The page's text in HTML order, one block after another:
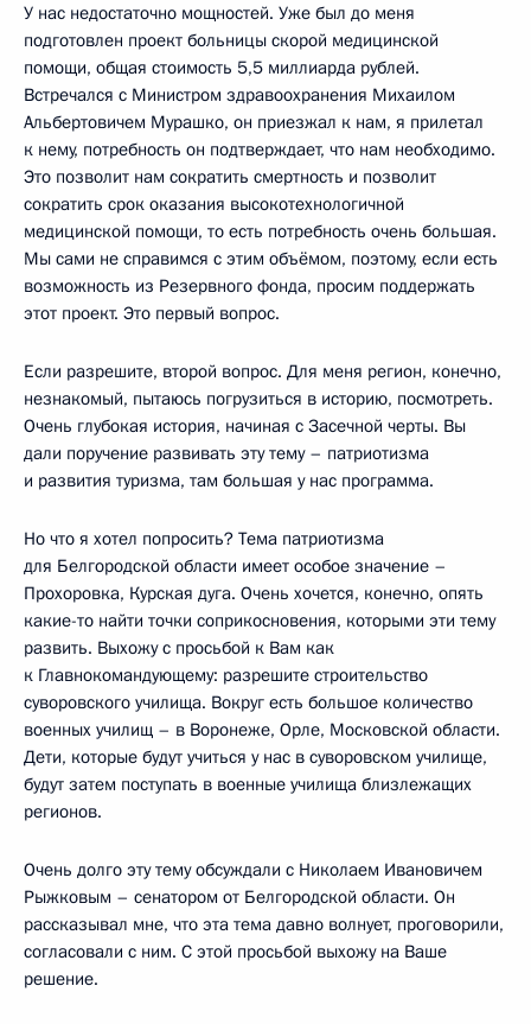
У нас недостаточно мощностей. Уже был до меня
подготовлен проект больницы скорой медицинской
помощи, общая стоимость 5,5 миллиарда рублей.
Встречался с Министром здравоохранения Михаилом
Альбертовичем Мурашко, он приезжал к нам, я прилетал
к нему, потребность он подтверждает, что нам необходимо.
Это позволит нам сократить смертность и позволит
сократить срок оказания высокотехнологичной
медицинской помощи, то есть потребность очень большая.
Мы сами не справимся с этим объёмом, поэтому, если есть
возможность из Резервного фонда, просим поддержать
этот проект. Это первый вопрос.
Если разрешите, второй вопрос. Для меня регион, конечно,
незнакомый, пытаюсь погрузиться в историю, посмотреть.
Очень глубокая история, начиная с Засечной черты. Вы
дали поручение развивать эту тему – патриотизма
и развития туризма, там большая у нас программа.
Но что я хотел попросить? Тема патриотизма
для Белгородской области имеет особое значение –
Прохоровка, Курская дуга. Очень хочется, конечно, опять
какие-то найти точки соприкосновения, которыми эти тему
развить. Выхожу с просьбой к Вам как
к Главнокомандующему: разрешите строительство
суворовского училища. Вокруг есть большое количество
военных училищ – в Воронеже, Орле, Московской области.
Дети, которые будут учиться у нас в суворовском училище,
будут затем поступать в военные училища близлежащих
регионов.
Очень долго эту тему обсуждали с Николаем Ивановичем
Рыжковым – сенатором от Белгородской области. Он
рассказывал мне, что эта тема давно волнует, проговорили,
согласовали с ним. С этой просьбой выхожу на Ваше
решение.